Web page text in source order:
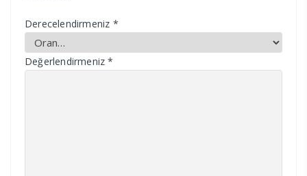
Derecelendirmeniz *
Değerlendirmeniz*